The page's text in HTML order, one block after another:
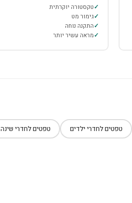
טקסטורה יוקרתית
גימור מט
התקנה נוחה
מראה עשיר יותר
טפטים לחדרי ילדים טפטים לחדרי שינה